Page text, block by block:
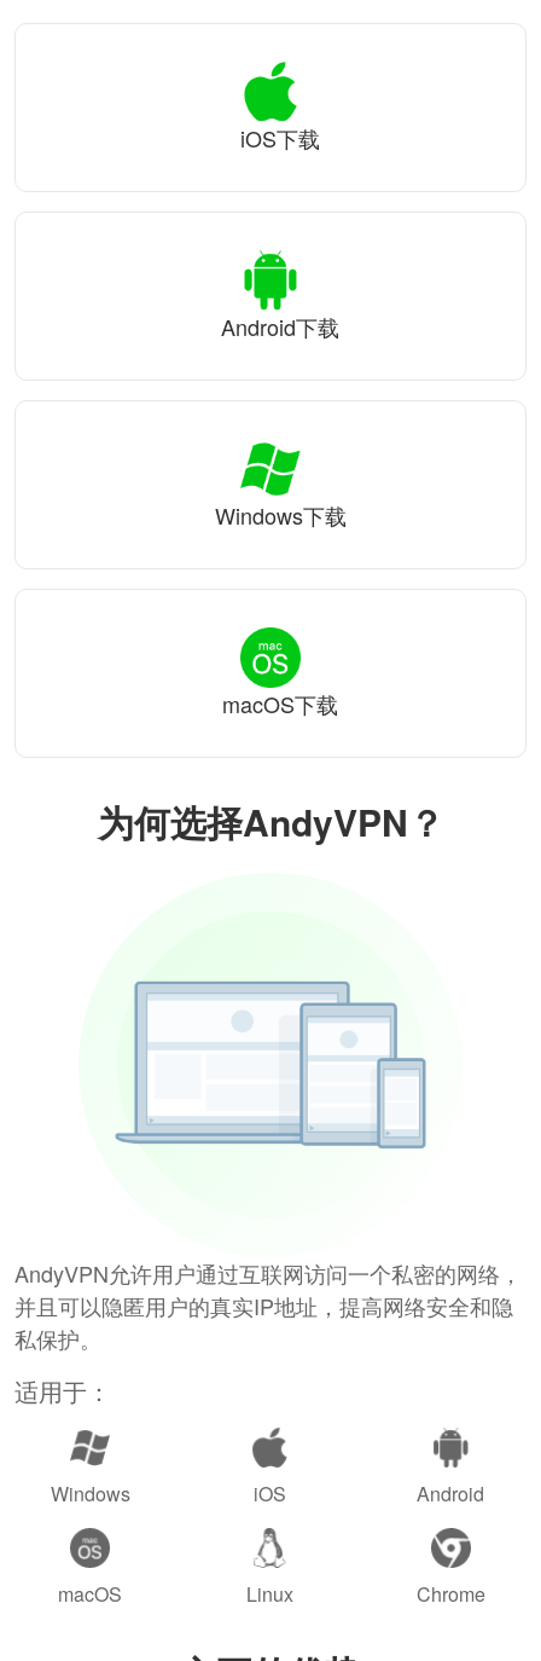
为何选择AndyVPN？
AndyVPN允许用户通过互联网访问一个私密的网络，
并且可以隐匿用户的真实IP地址，提高网络安全和隐
私保护。
适用于：
Windows iOS Android
macOS Linux Chrome
iOS下载
Android下载
Windows下载
macOS下载